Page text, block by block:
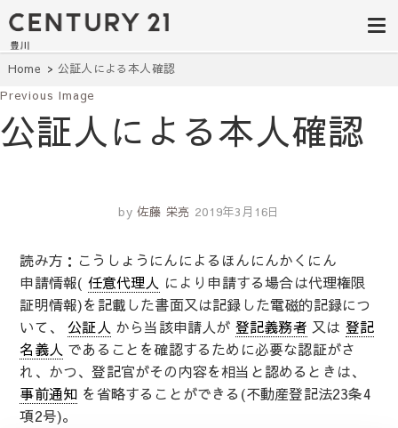
豊田市の中古
住宅・土地・
リノベ物件探
し｜センチュ
リー21豊川
建て・土地探しはセンチュリー21豊
川へ。豊田市内の最新物件情報を随
時更新中！駅近、建築条件無し、ペ
ット可、学区別など、お客様のこだ
単検索。
Home 公証人による本人確認
Previous Image
公証人による本人確認
by 佐藤 栄亮 2019年3月16日
読み方：こうしょうにんによるほんにんかくにん
申請情報( 任意代理人 により申請する場合は代理権限
証明情報)を記載した書面又は記録した電磁的記録につ
いて、公証人 から当該申請人が 登記義務者 又は 登記
名義人 であることを確認するために必要な認証がさ
れ、かつ、登記官がその内容を相当と認めるときは、
事前通知 を省略することができる(不動産登記法23条4
項2号)。